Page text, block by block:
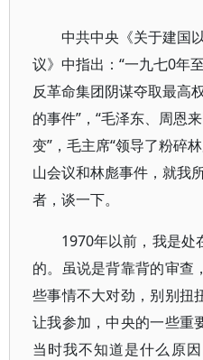
中共中央《关于建国
议》中指出：“一九七0年
反革命集团阴谋夺取最高
的事件”，“毛泽东、周恩
变”，毛主席“领导了粉碎
山会议和林彪事件，就我
者，谈一下。
1970年以前，我是处
的。虽说是背靠背的审查
些事情不大对劲，别别扭
让我参加，中央的一些重
当时我不知道是什么原